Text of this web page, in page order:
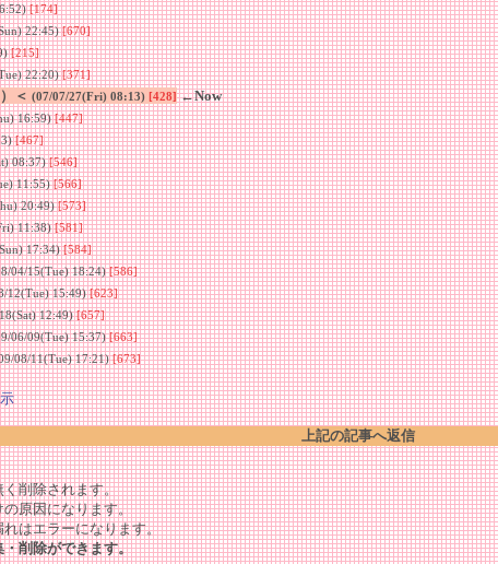
[174]
22:45)[670]
[215]
22:20)[371]
＜ (07/07/27(Fri) 08:13) [428] ←Now
16:59)[447]
[467]
08:37)[546]
11:55)[566]
20:49)[573]
11:38)[581]
17:34)[584]
04/15(Tue) 18:24)[586]
12(Tue) 15:49)[623]
12:49)[657]
06/09(Tue) 15:37)[663]
08/11(Tue) 17:21)[673]
上記の記事へ返信
削除されます。
の原因になります。
れはエラーになります。
削除ができます。